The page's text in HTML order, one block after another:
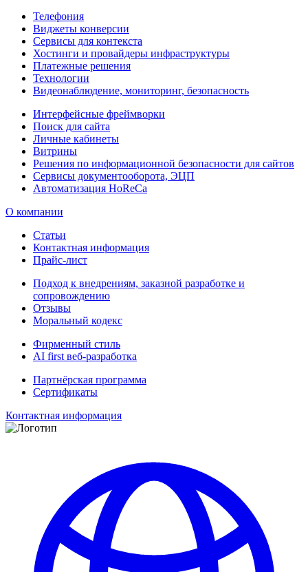
Телефония
Виджеты конверсии
Сервисы для контекста
Хостинги и провайдеры инфраструктуры
Платежные решения
Технологии
Видеонаблюдение, мониторинг, безопасность
Интерфейсные фреймворки
Поиск для сайта
Личные кабинеты
Витрины
Решения по информационной безопасности для сайтов
Сервисы документооборота, ЭЦП
Автоматизация HoReCa
О компании
Статьи
Контактная информация
Прайс-лист
Подход к внедрениям, заказной разработке и
сопровождению
Отзывы
Моральный кодекс
Фирменный стиль
AI first веб-разработка
Партнёрская программа
Сертификаты
Контактная информация